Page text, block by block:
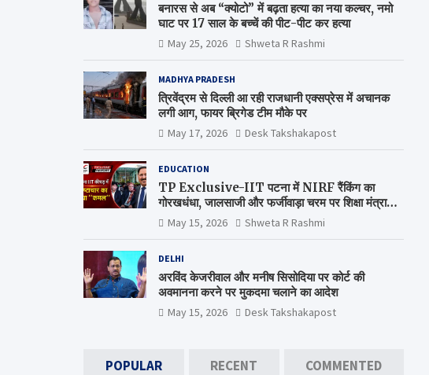
बनारस से अब “क्योटो” में बढ़ता हत्या का नया कल्चर, नमो
घाट पर 17 साल के बच्चें की पीट-पीट कर हत्या
May 25, 2026 Shweta R Rashmi
MADHYA PRADESH
त्रिवेंद्रम से दिल्ली आ रही राजधानी एक्सप्रेस में अचानक
लगी आग, फायर ब्रिगेड टीम मौके पर
May 17, 2026 Desk Takshakapost
EDUCATION
TP Exclusive-IIT पटना में NIRF रैंकिंग का
गोरखधंधा, जालसाजी और फर्जीवाड़ा चरम पर शिक्षा मंत्रालय
कब जागेगा ?
May 15, 2026 Shweta R Rashmi
DELHI
अरविंद केजरीवाल और मनीष सिसोदिया पर कोर्ट की
अवमानना करने पर मुकदमा चलाने का आदेश
May 15, 2026 Desk Takshakapost
POPULAR RECENT COMMENTED